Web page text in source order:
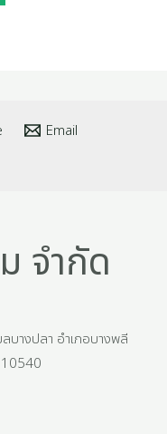
Email
จำกัด
บางปลา อำเภอบางพลี